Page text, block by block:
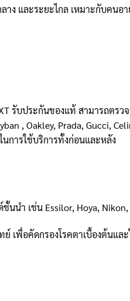
าง และระยะไกล เหมาะกับคน
รับประกันของแท้ สามารถตร
, Oakley, Prada, Gucci,
การใช้บริการทั้งก่อนและหลัง
นำ เช่น Essilor, Hoya, Nikon,
เพื่อคัดกรองโรคตาเบื้องต้นแ